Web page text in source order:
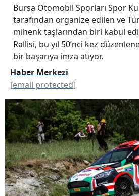
Bursa Otomobil Sporları Spor
tarafından organize edilen ve
mihenk taşlarından biri kabul
Rallisi, bu yıl 50’nci kez
bir başarıya imza atıyor.
Haber Merkezi
[email protected]